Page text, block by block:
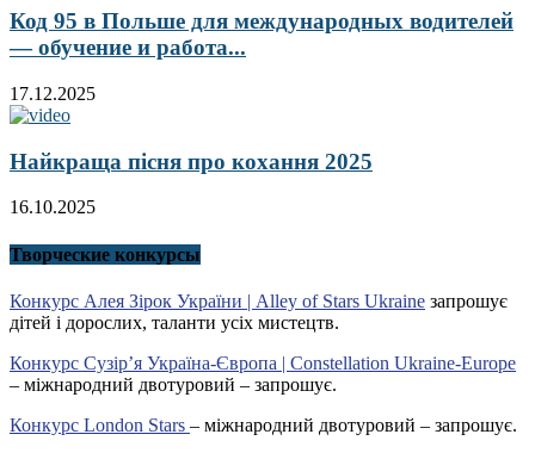
Код 95 в Польше для международных водителей
— обучение и работа...
17.12.2025
Найкраща пісня про кохання 2025
16.10.2025
Творческие конкурсы
Конкурс Алея Зірок України | Alley of Stars Ukraine запрошує
дітей і дорослих, таланти усіх мистецтв.
Конкурс Сузір’я Україна-Європа | Constellation Ukraine-Europe
– міжнародний двотуровий – запрошує.
Конкурс London Stars – міжнародний двотуровий – запрошує.